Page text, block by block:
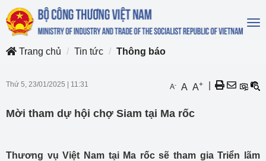
Trang chủ
Tin tức Thông báo
Thứ 5, 23/01/2025 11:31 A- A A+
Mời tham dự hội chợ Siam tại Ma rốc
Thương vụ Việt Nam tại Ma rốc sẽ tham gia Triển lãm